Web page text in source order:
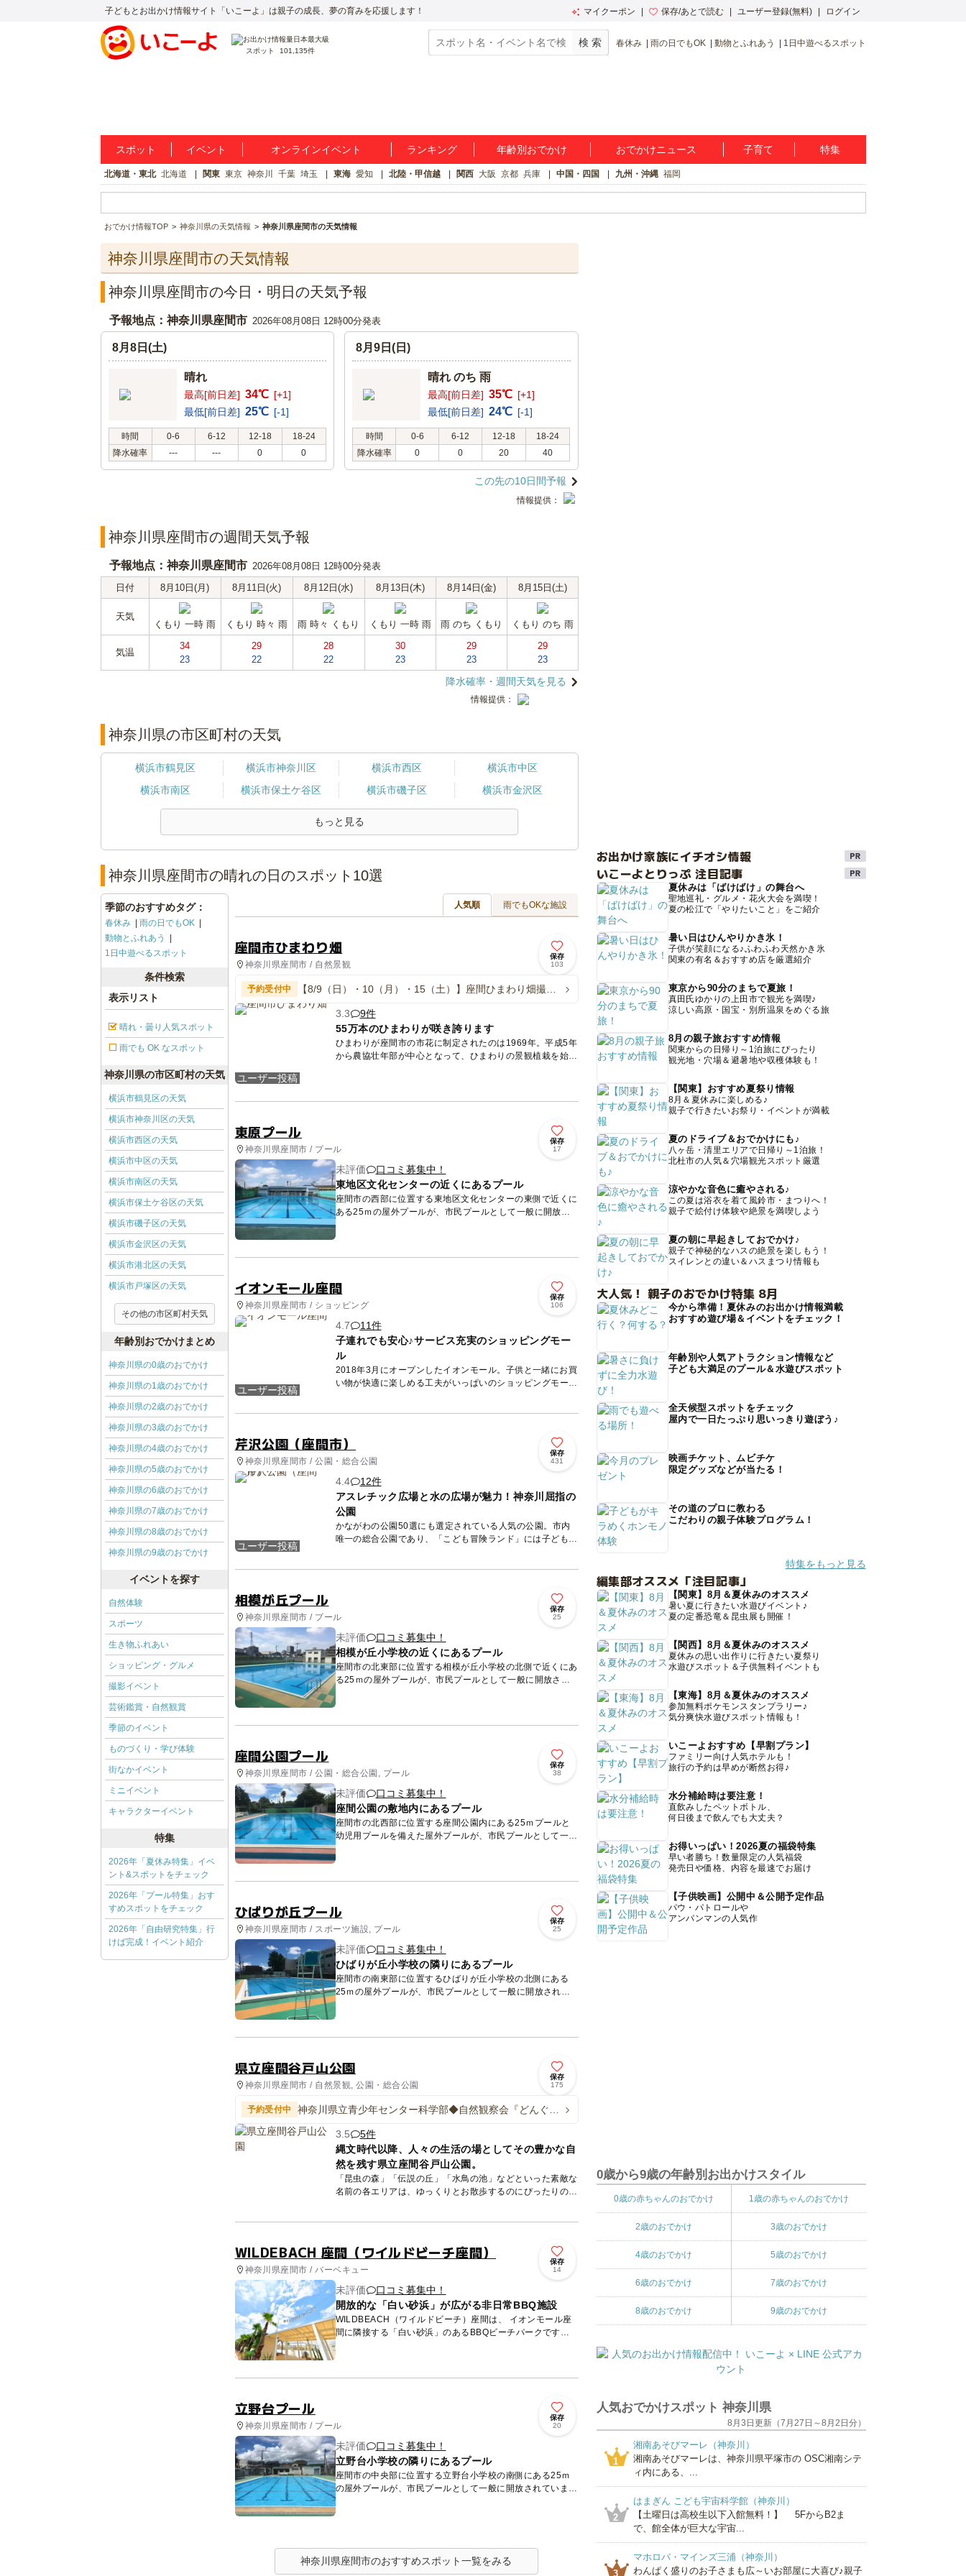
子どもとお出かけ情報サイト「いこーよ」は親子の成長、夢の育みを応援します！ マイクーポン 保存/あとで読む ユーザー登録(無料) ログイン
スポット 101,135件
春休み 雨の日でもOK 動物とふれあう 1日中遊べるスポット
スポット イベント オンラインイベント ランキング 年齢別おでかけ おでかけニュース 子育て 特集
北海道・東北 北海道 関東 東京 神奈川 千葉 埼玉 東海 愛知 北陸・甲信越 関西 大阪 京都 兵庫 中国・四国 九州・沖縄 福岡
おでかけ情報TOP 神奈川県の天気情報 神奈川県座間市の天気情報
神奈川県座間市の天気情報
神奈川県座間市の今日・明日の天気予報
予報地点：神奈川県座間市 2026年08月08日 12時00分発表
8月8日(土)
晴れ
最高[前日差] 34℃ [+1]
最低[前日差] 25℃ [-1]
時間 0-6 6-12 12-18
18-24
降水確率
--- --- 0 0
8月9日(日)
晴れ のち 雨
最高[前日差] 35℃ [+1]
最低[前日差] 24℃ [-1]
時間 0-6 6-12 12-18
18-24
降水確率
0 0 20 40
この先の10日間予報
情報提供：
神奈川県座間市の週間天気予報
予報地点：神奈川県座間市 2026年08月08日 12時00分発表
日付
8月10日(月) 8月11日(火) 8月12日(水) 8月13日(木) 8月14日(金) 8月15日(土)
天気
くもり 一時 雨 くもり 時々 雨 雨 時々 くもり くもり 一時 雨 雨 のち くもり くもり のち 雨
気温
34
23
29
22
28
22
30
23
29
23
29
23
降水確率・週間天気を見る
情報提供：
神奈川県の市区町村の天気
横浜市鶴見区 横浜市神奈川区 横浜市西区
横浜市中区
横浜市南区
横浜市保土ケ谷区 横浜市磯子区 横浜市金沢区
もっと見る
神奈川県座間市の晴れの日のスポット10選
人気順 雨でもOKな施設
座間市ひまわり畑
神奈川県座間市 / 自然景観
保存
103
予約受付中
【8/9（日）・10（月）・15（土）】座間ひまわり畑撮影
会
ユーザー投稿
3.3
9件
55万本のひまわりが咲き誇ります
ひまわりが座間市の市花に制定されたのは1969年。平成5年
から農協壮年部が中心となって、ひまわりの景観植栽を始め
東原プール
神奈川県座間市 / プール
保存
17
未評価
口コミ募集中！
東地区文化センターの近くにあるプール
座間市の西部に位置する東地区文化センターの東側で近くに
ある25ｍの屋外プールが、市民プールとして一般に開放さ
れています。 毎年7月20日から8月31日までの日曜日・月曜
日・...
イオンモール座間
神奈川県座間市 / ショッピング
保存
106
ユーザー投稿
4.7
11件
子連れでも安心♪サービス充実のショッピングモー
ル
2018年3月にオープンしたイオンモール。子供と一緒にお買
い物が快適に楽しめる工夫がいっぱいのショッピングモール
芹沢公園（座間市）
神奈川県座間市 / 公園・総合公園
保存
431
ユーザー投稿
4.4
12件
アスレチック広場と水の広場が魅力！神奈川屈指の
公園
かながわの公園50選にも選定されている人気の公園。市内
唯一の総合公園であり、「こども冒険ランド」には子どもが
相模が丘プール
神奈川県座間市 / プール
保存
25
未評価
口コミ募集中！
相模が丘小学校の近くにあるプール
座間市の北東部に位置する相模が丘小学校の北側で近くにあ
る25ｍの屋外プールが、市民プールとして一般に開放され
日・水...
座間公園プール
神奈川県座間市 / 公園・総合公園, プール
保存
38
未評価
口コミ募集中！
座間公園の敷地内にあるプール
座間市の北西部に位置する座間公園内にある25ｍプールと
幼児用プールを備えた屋外プールが、市民プールとして一般
に開放されています。 毎年7月20日から8月31日までの火曜
日・...
ひばりが丘プール
神奈川県座間市 / スポーツ施設, プール
保存
25
未評価
口コミ募集中！
ひばりが丘小学校の隣りにあるプール
座間市の南東部に位置するひばりが丘小学校の北側にある
25ｍの屋外プールが、市民プールとして一般に開放されて
います。 毎年7月20日から8月31日までの火曜日・木曜日・
土曜日...
県立座間谷戸山公園
神奈川県座間市 / 自然景観, 公園・総合公園
保存
175
予約受付中
神奈川県立青少年センター科学部◆自然観察会『どんぐり
を学ぼう』
3.5
5件
縄文時代以降、人々の生活の場としてその豊かな自
然を残す県立座間谷戸山公園。
「昆虫の森」「伝説の丘」「水鳥の池」などといった素敵な
名前の各エリアは、ゆっくりとお散歩するのにぴったりの散
WILDEBACH 座間（ワイルドビーチ座間）
神奈川県座間市 / バーベキュー
保存
14
未評価
口コミ募集中！
開放的な「白い砂浜」が広がる非日常BBQ施設
WILDBEACH（ワイルドビーチ）座間は、 イオンモール座
間に隣接する「白い砂浜」のあるBBQビーチパークです。
7,700㎡もの広大な敷地に広がるバーベキュー場...
立野台プール
神奈川県座間市 / プール
保存
20
未評価
口コミ募集中！
立野台小学校の隣りにあるプール
座間市の中央部に位置する立野台小学校の南側にある25ｍ
の屋外プールが、市民プールとして一般に開放されていま
す。 毎年7月20日から8月31日までの毎日オープンし、太陽
の陽射...
神奈川県座間市のおすすめスポット一覧をみる
季節のおすすめタグ：
春休み
雨の日でもOK
動物とふれあう
1日中遊べるスポット
条件検索
表示リスト
晴れ・曇り人気スポット
雨でも OK なスポット
神奈川県の市区町村の天気
横浜市鶴見区の天気
横浜市神奈川区の天気
横浜市西区の天気
横浜市中区の天気
横浜市南区の天気
横浜市保土ケ谷区の天気
横浜市磯子区の天気
横浜市金沢区の天気
横浜市港北区の天気
横浜市戸塚区の天気
その他の市区町村天気
年齢別おでかけまとめ
神奈川県の0歳のおでかけ
神奈川県の1歳のおでかけ
神奈川県の2歳のおでかけ
神奈川県の3歳のおでかけ
神奈川県の4歳のおでかけ
神奈川県の5歳のおでかけ
神奈川県の6歳のおでかけ
神奈川県の7歳のおでかけ
神奈川県の8歳のおでかけ
神奈川県の9歳のおでかけ
イベントを探す
自然体験
スポーツ
生き物ふれあい
ショッピング・グルメ
撮影イベント
芸術鑑賞・自然観賞
季節のイベント
ものづくり・学び体験
街なかイベント
ミニイベント
キャラクターイベント
特集
2026年「夏休み特集」イベ
ント&スポットをチェック
2026年「プール特集」おす
すめスポットをチェック
2026年「自由研究特集」行
けば完成！イベント紹介
お出かけ家族にイチオシ情報
いこーよとりっぷ 注目記事
夏休みは「ばけばけ」の舞台へ
聖地巡礼・グルメ・花火大会を満喫！
夏の松江で「やりたいこと」をご紹介
暑い日はひんやりかき氷！
子供が笑顔になる♪ふわふわ天然かき氷
関東の有名＆おすすめ店を厳選紹介
東京から90分のまちで夏旅！
真田氏ゆかりの上田市で観光を満喫♪
涼しい高原・国宝・別所温泉をめぐる旅
8月の親子旅おすすめ情報
関東からの日帰り～1泊旅にぴったり
観光地・穴場＆避暑地や収穫体験も！
【関東】おすすめ夏祭り情報
8月＆夏休みに楽しめる♪
親子で行きたいお祭り・イベントが満載
夏のドライブ＆おでかけにも♪
八ヶ岳・清里エリアで日帰り～1泊旅！
北杜市の人気＆穴場観光スポット厳選
涼やかな音色に癒やされる♪
この夏は浴衣を着て風鈴市・まつりへ！
親子で絵付け体験や絶景を満喫しよう
夏の朝に早起きしておでかけ♪
親子で神秘的なハスの絶景を楽しもう！
スイレンとの違い＆ハスまつり情報も
大人気！ 親子のおでかけ特集 8月
今から準備！夏休みのお出かけ情報満載
おすすめ遊び場＆イベントをチェック！
年齢別や人気アトラクション情報など
子ども大満足のプール＆水遊びスポット
全天候型スポットをチェック
屋内で一日たっぷり思いっきり遊ぼう♪
映画チケット、ムビチケ
限定グッズなどが当たる！
その道のプロに教わる
こだわりの親子体験プログラム！
特集をもっと見る
編集部オススメ「注目記事」
【関東】8月＆夏休みのオススメ
暑い夏に行きたい水遊びイベント♪
夏の定番恐竜＆昆虫展も開催！
【関西】8月＆夏休みのオススメ
夏休みの思い出作りに行きたい夏祭り
水遊びスポット＆子供無料イベントも
【東海】8月＆夏休みのオススメ
参加無料ポケモンスタンプラリー♪
気分爽快水遊びスポット情報も！
いこーよおすすめ【早割プラン】
ファミリー向け人気ホテルも！
旅行の予約は早めが断然お得♪
水分補給時は要注意！
直飲みしたペットボトル、
何日後まで飲んでも大丈夫？
お得いっぱい！2026夏の福袋特集
早い者勝ち！数量限定の人気福袋
発売日や価格、内容を最速でお届け
【子供映画】公開中＆公開予定作品
パウ・パトロールや
アンパンマンの人気作
0歳から9歳の年齢別お出かけスタイル
0歳の赤ちゃんのおでかけ 1歳の赤ちゃんのおでかけ
2歳のおでかけ 3歳のおでかけ
4歳のおでかけ 5歳のおでかけ
6歳のおでかけ 7歳のおでかけ
8歳のおでかけ 9歳のおでかけ
人気おでかけスポット 神奈川県
8月3日更新（7月27日～8月2日分）
1
湘南あそびマーレ（神奈川）
湘南あそびマーレは、神奈川県平塚市の OSC湘南シテ
ィ内にある、...
2
はまぎん こども宇宙科学館（神奈川）
【土曜日は高校生以下入館無料！】 5FからB2ま
で、館全体が巨大な宇宙...
3
マホロバ・マインズ三浦（神奈川）
わんぱく盛りのお子さまも広～いお部屋に大喜び♪親子